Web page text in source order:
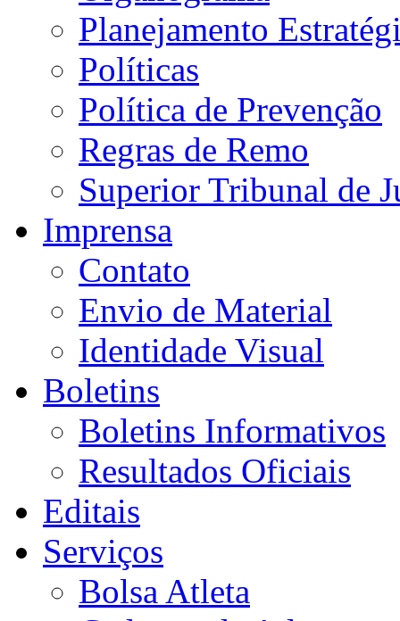
Planejamento
Políticas
Política de Prevenção
Regras de Remo
Superior Tribunal de
Imprensa
Contato
Envio de Material
Identidade Visual
Boletins
Boletins Informativos
Resultados Oficiais
Editais
Serviços
Bolsa Atleta